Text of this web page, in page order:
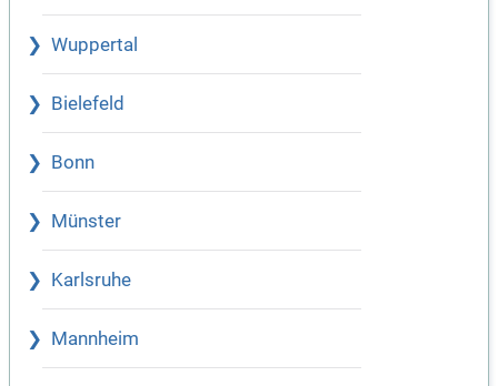
Wuppertal
Bielefeld
Bonn
Münster
Karlsruhe
Mannheim